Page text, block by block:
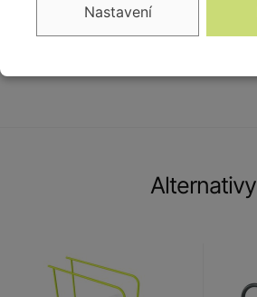
Vybavení
Alternativy
Nastavení